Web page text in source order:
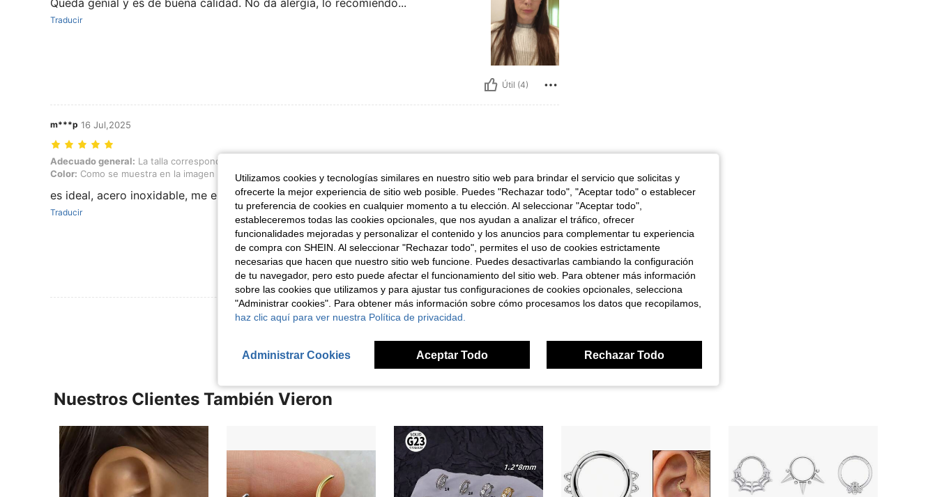
Traducir
Útil (4)
m***p 16 Jul,2025
Adecuado general: La talla corresponde, Color: Como se muestra en la imagen, Tipo de Estilo: 2#, Talla: 1,2x8mm
Adecuado general: La talla corresponde
Color: Como se muestra en la imagen Tipo de Estilo: 2# Talla: 1,2x8mm
es ideal, acero inoxidable, me encanta 😍😍😍
Traducir
Útil (2)
Ver Más Reseñas
Nuestros Clientes También Vieron
Utilizamos cookies y tecnologías similares en nuestro sitio web para brindar el servicio que solicitas y
ofrecerte la mejor experiencia de sitio web posible. Puedes "Rechazar todo", "Aceptar todo" o establecer
tu preferencia de cookies en cualquier momento a tu elección. Al seleccionar "Aceptar todo",
estableceremos todas las cookies opcionales, que nos ayudan a analizar el tráfico, ofrecer
funcionalidades mejoradas y personalizar el contenido y los anuncios para complementar tu experiencia
de compra con SHEIN. Al seleccionar "Rechazar todo", permites el uso de cookies estrictamente
necesarias que hacen que nuestro sitio web funcione. Puedes desactivarlas cambiando la configuración
de tu navegador, pero esto puede afectar el funcionamiento del sitio web. Para obtener más información
sobre las cookies que utilizamos y para ajustar tus configuraciones de cookies opcionales, selecciona
"Administrar cookies". Para obtener más información sobre cómo procesamos los datos que recopilamos,
haz clic aquí para ver nuestra Política de privacidad.
Administrar Cookies Aceptar Todo Rechazar Todo